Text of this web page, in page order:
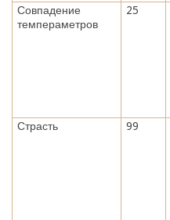
Совпадение
темпераметров
25
Страсть
99